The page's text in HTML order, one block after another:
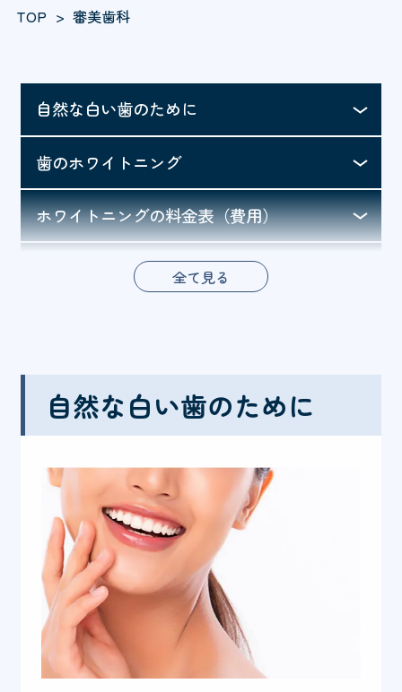
TOP 審美歯科
自然な白い歯のために
歯のホワイトニング
ホワイトニングの料金表（費用）
セラミック治療について
全て見る
自然な白い歯のために